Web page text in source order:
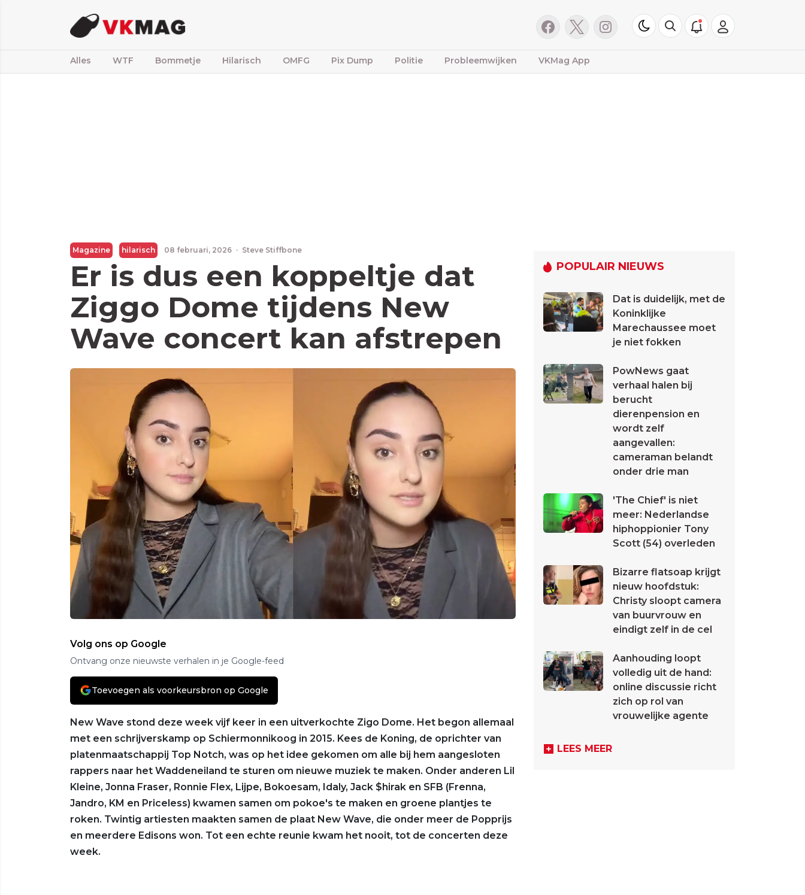
Alles WTF Bommetje Hilarisch OMFG Pix Dump Politie Probleemwijken VKMag App
Magazine hilarisch 08 februari, 2026 · Steve Stiffbone
Er is dus een koppeltje dat
Ziggo Dome tijdens New
Wave concert kan afstrepen
Volg ons op Google
Ontvang onze nieuwste verhalen in je Google-feed
Toevoegen als voorkeursbron op Google
New Wave stond deze week vijf keer in een uitverkochte Zigo Dome. Het begon allemaal
met een schrijverskamp op Schiermonnikoog in 2015. Kees de Koning, de oprichter van
platenmaatschappij Top Notch, was op het idee gekomen om alle bij hem aangesloten
rappers naar het Waddeneiland te sturen om nieuwe muziek te maken. Onder anderen Lil
Kleine, Jonna Fraser, Ronnie Flex, Lijpe, Bokoesam, Idaly, Jack $hirak en SFB (Frenna,
Jandro, KM en Priceless) kwamen samen om pokoe's te maken en groene plantjes te
roken. Twintig artiesten maakten samen de plaat New Wave, die onder meer de Popprijs
en meerdere Edisons won. Tot een echte reunie kwam het nooit, tot de concerten deze
week.
POPULAIR NIEUWS
Dat is duidelijk, met de
Koninklijke
Marechaussee moet
je niet fokken
PowNews gaat
verhaal halen bij
berucht
dierenpension en
wordt zelf
aangevallen:
cameraman belandt
onder drie man
'The Chief' is niet
meer: Nederlandse
hiphoppionier Tony
Scott (54) overleden
Bizarre flatsoap krijgt
nieuw hoofdstuk:
Christy sloopt camera
van buurvrouw en
eindigt zelf in de cel
Aanhouding loopt
volledig uit de hand:
online discussie richt
zich op rol van
vrouwelijke agente
LEES MEER